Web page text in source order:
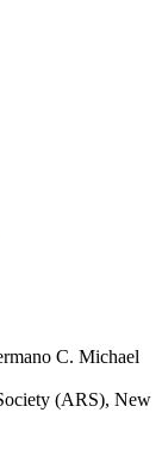
C. Michael
(ARS), New